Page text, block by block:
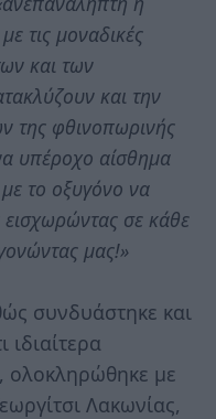
τις μοναδικές
και των
και την
της φθινοπωρινής
υπέροχο αίσθημα
το οξυγόνο να
εισχωρώντας σε κάθε
μας!»
συνδυάστηκε και
ιδιαίτερα
ολοκληρώθηκε με
Λακωνίας,